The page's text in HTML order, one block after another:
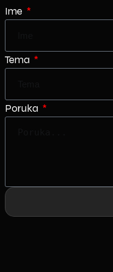
Ime
Tema
Poruka